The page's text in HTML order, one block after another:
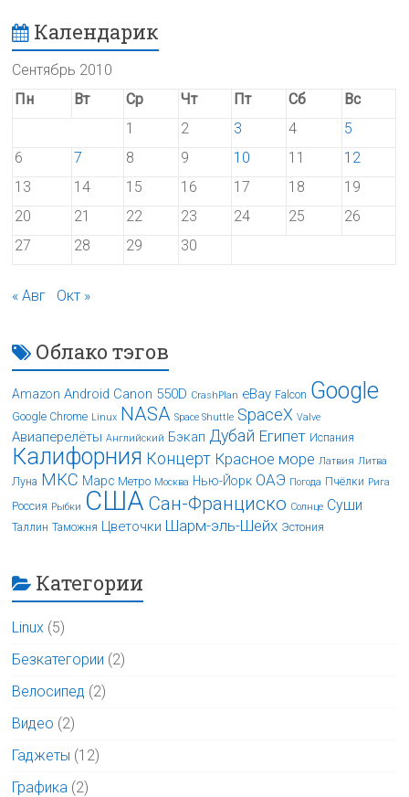
Календарик
Сентябрь 2010
Пн
Вт Ср Чт Пт Сб
Вс
1
2 3 4
5
6
7 8 9 10 11
12
13
14 15 16 17 18
19
20
21 22 23 24 25
26
27
28 29 30
« Авг Окт »
Облако тэгов
Amazon Android Canon 550D CrashPlan eBay Falcon Google
Google Chrome Linux NASA Space Shuttle SpaceX Valve
Авиаперелёты Английский Бэкап Дубай Египет Испания
Калифорния Концерт Красное море Латвия Литва
Луна МКС Марс Метро Москва Нью-Йорк ОАЭ Погода Пчёлки Рига
Россия Рыбки США Сан-Франциско Солнце Суши
Таллин Таможня Цветочки Шарм-эль-Шейх Эстония
Категории
Linux (5)
Безкатегории (2)
Велосипед (2)
Видео (2)
Гаджеты (12)
Графика (2)